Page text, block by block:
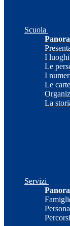
Scuola
I luoghi
Le
I
Le
La
Servizi